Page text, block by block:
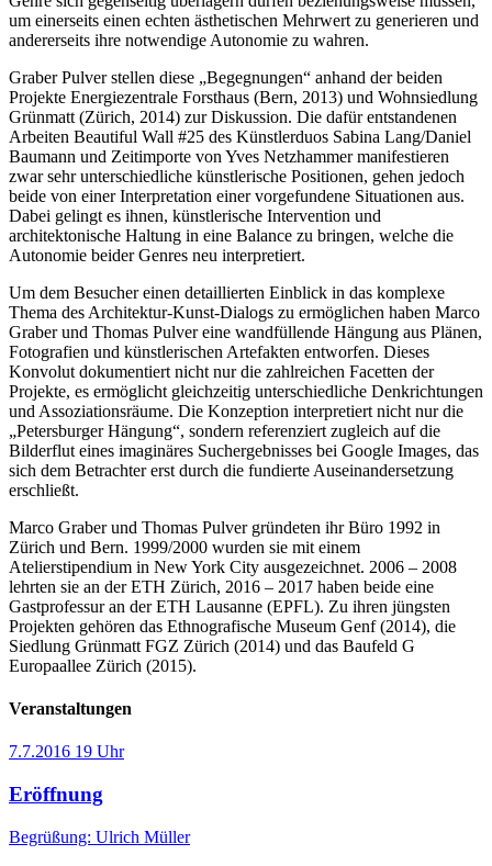
um einerseits einen echten ästhetischen Mehrwert zu generieren und
andererseits ihre notwendige Autonomie zu wahren.
Graber Pulver stellen diese „Begegnungen“ anhand der beiden
Projekte Energiezentrale Forsthaus (Bern, 2013) und Wohnsiedlung
Grünmatt (Zürich, 2014) zur Diskussion. Die dafür entstandenen
Arbeiten Beautiful Wall #25 des Künstlerduos Sabina Lang/Daniel
Baumann und Zeitimporte von Yves Netzhammer manifestieren
zwar sehr unterschiedliche künstlerische Positionen, gehen jedoch
beide von einer Interpretation einer vorgefundene Situationen aus.
Dabei gelingt es ihnen, künstlerische Intervention und
architektonische Haltung in eine Balance zu bringen, welche die
Autonomie beider Genres neu interpretiert.
Um dem Besucher einen detaillierten Einblick in das komplexe
Thema des Architektur-Kunst-Dialogs zu ermöglichen haben Marco
Graber und Thomas Pulver eine wandfüllende Hängung aus Plänen,
Fotografien und künstlerischen Artefakten entworfen. Dieses
Konvolut dokumentiert nicht nur die zahlreichen Facetten der
Projekte, es ermöglicht gleichzeitig unterschiedliche Denkrichtungen
und Assoziationsräume. Die Konzeption interpretiert nicht nur die
„Petersburger Hängung“, sondern referenziert zugleich auf die
Bilderflut eines imaginäres Suchergebnisses bei Google Images, das
sich dem Betrachter erst durch die fundierte Auseinandersetzung
erschließt.
Marco Graber und Thomas Pulver gründeten ihr Büro 1992 in
Zürich und Bern. 1999/2000 wurden sie mit einem
Atelierstipendium in New York City ausgezeichnet. 2006 – 2008
lehrten sie an der ETH Zürich, 2016 – 2017 haben beide eine
Gastprofessur an der ETH Lausanne (EPFL). Zu ihren jüngsten
Projekten gehören das Ethnografische Museum Genf (2014), die
Siedlung Grünmatt FGZ Zürich (2014) und das Baufeld G
Europaallee Zürich (2015).
Veranstaltungen
7.7.2016 19 Uhr
Eröffnung
Begrüßung: Ulrich Müller